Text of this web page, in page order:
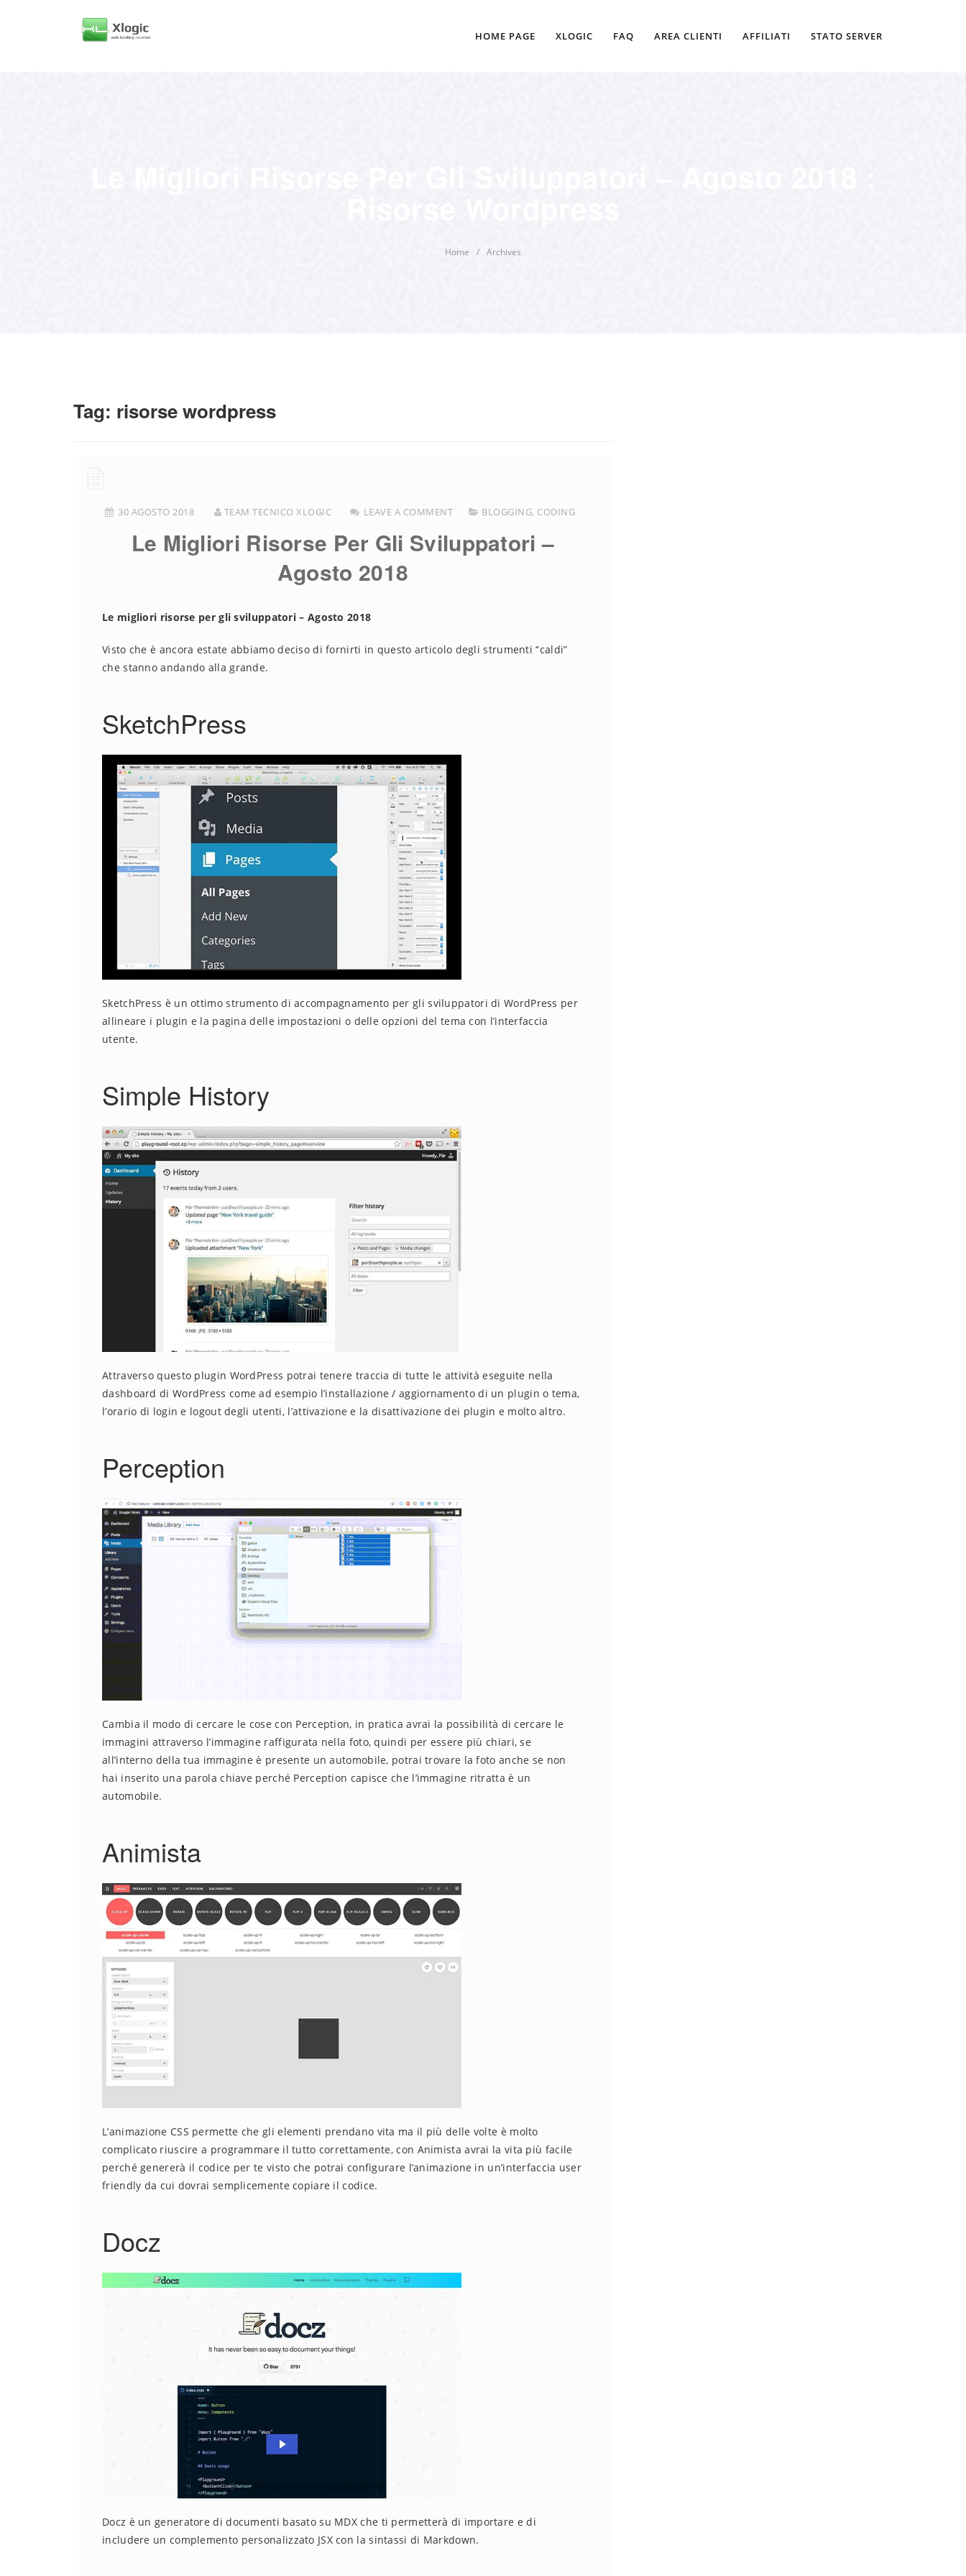
HOME PAGE XLOGIC FAQ AREA CLIENTI AFFILIATI STATO SERVER
Home / Archives
Tag: risorse wordpress
30 AGOSTO 2018 TEAM TECNICO XLOGIC LEAVE A COMMENT BLOGGING, CODING
Le Migliori Risorse Per Gli Sviluppatori –
Agosto 2018
Le migliori risorse per gli sviluppatori – Agosto 2018
Visto che è ancora estate abbiamo deciso di fornirti in questo articolo degli strumenti “caldi”
che stanno andando alla grande.
SketchPress
SketchPress è un ottimo strumento di accompagnamento per gli sviluppatori di WordPress per
allineare i plugin e la pagina delle impostazioni o delle opzioni del tema con l’interfaccia
utente.
Simple History
Attraverso questo plugin WordPress potrai tenere traccia di tutte le attività eseguite nella
dashboard di WordPress come ad esempio l’installazione / aggiornamento di un plugin o tema,
l’orario di login e logout degli utenti, l’attivazione e la disattivazione dei plugin e molto altro.
Perception
Cambia il modo di cercare le cose con Perception, in pratica avrai la possibilità di cercare le
immagini attraverso l’immagine raffigurata nella foto, quindi per essere più chiari, se
all’interno della tua immagine è presente un automobile, potrai trovare la foto anche se non
hai inserito una parola chiave perché Perception capisce che l’immagine ritratta è un
automobile.
Animista
L’animazione CSS permette che gli elementi prendano vita ma il più delle volte è molto
complicato riuscire a programmare il tutto correttamente, con Animista avrai la vita più facile
perché genererà il codice per te visto che potrai configurare l’animazione in un’interfaccia user
friendly da cui dovrai semplicemente copiare il codice.
Docz
Docz è un generatore di documenti basato su MDX che ti permetterà di importare e di
includere un complemento personalizzato JSX con la sintassi di Markdown.